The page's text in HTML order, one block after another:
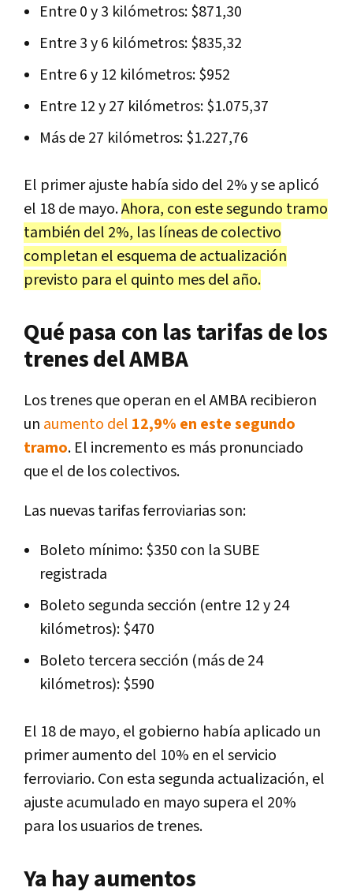
Entre 0 y 3 kilómetros: $871,30
Entre 3 y 6 kilómetros: $835,32
Entre 6 y 12 kilómetros: $952
Entre 12 y 27 kilómetros: $1.075,37
Más de 27 kilómetros: $1.227,76
El primer ajuste había sido del 2% y se aplicó
el 18 de mayo.Ahora, con este segundo tramo
también del 2%, las líneas de colectivo
completan el esquema de actualización
previsto para el quinto mes del año.
Qué pasa con las tarifas de los
trenes del AMBA
Los trenes que operan en el AMBA recibieron
un aumento del 12,9% en este segundo
tramo. El incremento es más pronunciado
que el de los colectivos.
Las nuevas tarifas ferroviarias son:
Boleto mínimo: $350 con la SUBE
registrada
Boleto segunda sección (entre 12 y 24
kilómetros): $470
Boleto tercera sección (más de 24
kilómetros): $590
El 18 de mayo, el gobierno había aplicado un
primer aumento del 10% en el servicio
ferroviario. Con esta segunda actualización, el
ajuste acumulado en mayo supera el 20%
para los usuarios de trenes.
Ya hay aumentos